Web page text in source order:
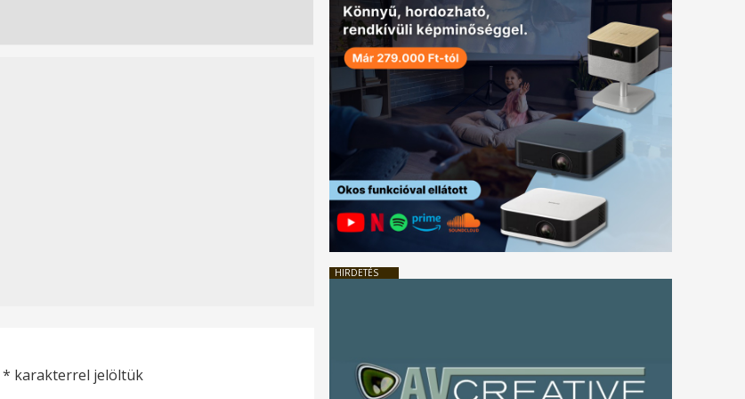
* karakterrel jelöltük
HIRDETÉS